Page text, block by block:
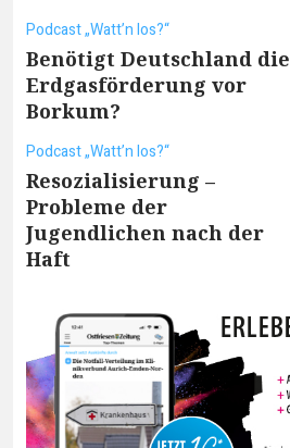
Podcast „Watt’n los?“
Benötigt Deutschland die
Erdgasförderung vor
Borkum?
Podcast „Watt’n los?“
Resozialisierung –
Probleme der
Jugendlichen nach der
Haft